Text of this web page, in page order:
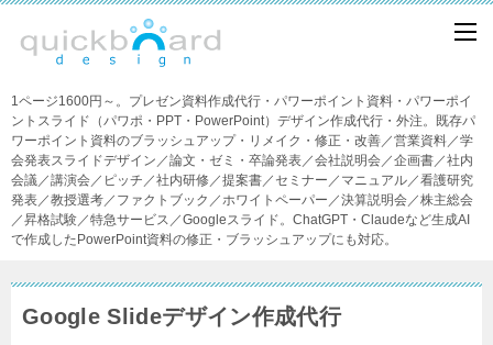
1ページ1600円～。プレゼン資料作成代行・パワーポイント資料・パワーポイ
ントスライド（パワポ・PPT・PowerPoint）デザイン作成代行・外注。既存パ
ワーポイント資料のブラッシュアップ・リメイク・修正・改善／営業資料／学
会発表スライドデザイン／論文・ゼミ・卒論発表／会社説明会／企画書／社内
会議／講演会／ピッチ／社内研修／提案書／セミナー／マニュアル／看護研究
発表／教授選考／ファクトブック／ホワイトペーパー／決算説明会／株主総会
／昇格試験／特急サービス／Googleスライド。ChatGPT・Claudeなど生成AI
で作成したPowerPoint資料の修正・ブラッシュアップにも対応。
Google Slideデザイン作成代行